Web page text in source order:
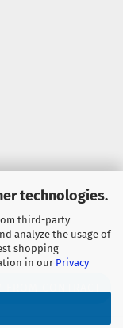
technologies.
third-party
analyze the usage of
shopping
in our Privacy